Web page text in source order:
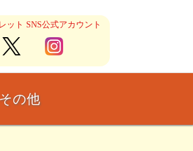
ット SNS公式アカウント
その他